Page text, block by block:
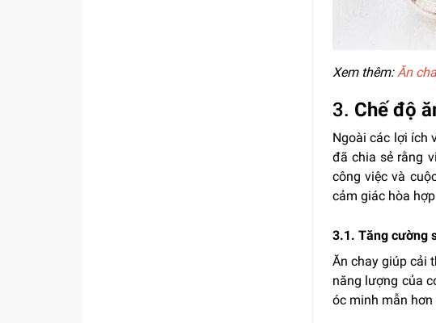
Xem thêm: Ăn
3. Chế độ
Ngoài các lợi ích
đã chia sẻ rằng
công việc và
cảm giác hòa
3.1. Tăng cường
Ăn chay giúp cải
năng lượng của
óc minh mẫn